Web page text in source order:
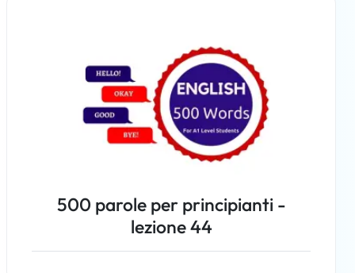
500 parole per principianti -
lezione 44